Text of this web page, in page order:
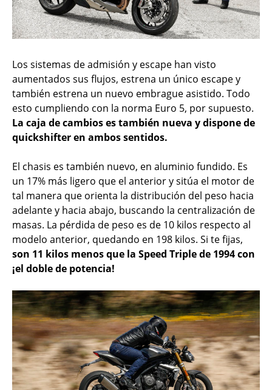
Los sistemas de admisión y escape han visto
aumentados sus flujos, estrena un único escape y
también estrena un nuevo embrague asistido. Todo
esto cumpliendo con la norma Euro 5, por supuesto.
La caja de cambios es también nueva y dispone de
quickshifter en ambos sentidos.
El chasis es también nuevo, en aluminio fundido. Es
un 17% más ligero que el anterior y sitúa el motor de
tal manera que orienta la distribución del peso hacia
adelante y hacia abajo, buscando la centralización de
masas. La pérdida de peso es de 10 kilos respecto al
modelo anterior, quedando en 198 kilos. Si te fijas,
son 11 kilos menos que la Speed Triple de 1994 con
¡el doble de potencia!